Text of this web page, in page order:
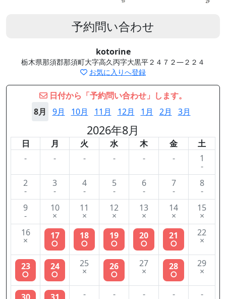
予約問い合わせ
kotorine
栃木県那須郡那須町大字高久丙字大黒平２４７２―２２４
お気に入りへ登録
日付から「予約問い合わせ」します。
8月
9月 10月 11月 12月 1月 2月 3月
2026年8月
日 月 火 水 木 金
土
-
- - - - - 1
-
2
-
3
-
4
-
5
-
6
-
7
-
8
-
9
-
10
×
11
×
12
×
13
×
14
×
15
×
16
× 17
○
18
○
19
○
20
○
21
○
22
×
23
○
24
○
25
× 26
○
27
× 28
○
29
×
- - - - -